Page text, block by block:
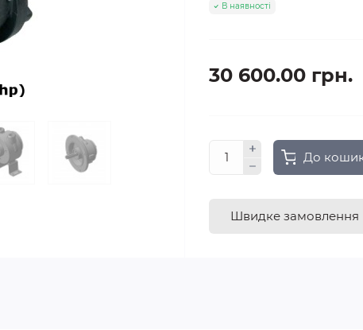
В наявності
30 600.00 грн.
До
Швидке замовлення